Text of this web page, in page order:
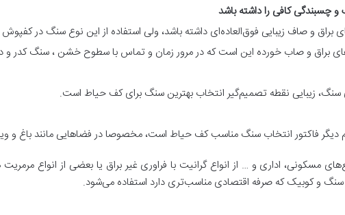
و چسبندگی کافی را داشته باشد
براق و صاف زیبایی فوق‌العاده‌ای داشته باشد، ولی استفاده از این نوع سنگ در
براق و صاب خورده این است که در مرور زمان و تماس با سطوح خشن ، سنگ
سنگ، زیبایی نقطه تصمیم‌گیر انتخاب بهترین سنگ برای کف حیاط است.
فاکتور انتخاب سنگ مناسب کف حیاط است، مخصوصا در فضاهایی مانند باغ و
مسکونی، اداری و … از انواع گرانیت با فراوری غیر براق یا بعضی از انواع
سنگ و کوبیک که صرفه اقتصادی مناسب‌تری دارد استفاده می‌شود.